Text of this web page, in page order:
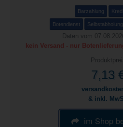
Barzahlung
Botendienst Selbstabholung
Daten vom
kein Versand - nur
7,13
& inkl.
im Shop